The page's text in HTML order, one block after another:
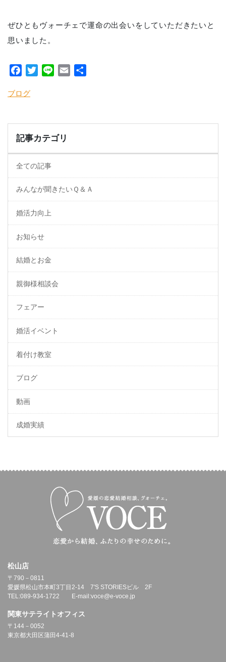
ぜひともヴォーチェで運命の出会いをしていただきたいと
思いました。
Facebook
TwitterLine Email
ブログ
記事カテゴリ
全ての記事
みんなが聞きたいＱ＆Ａ
婚活力向上
お知らせ
結婚とお金
親御様相談会
フェアー
婚活イベント
着付け教室
ブログ
動画
成婚実績
松山店
〒790－0811
愛媛県松山市本町3丁目2-14 7'S STORIESビル 2F
TEL:089-934-1722 E-mail:voce@e-voce.jp
関東サテライトオフィス
〒144－0052
東京都大田区蒲田4-41-8